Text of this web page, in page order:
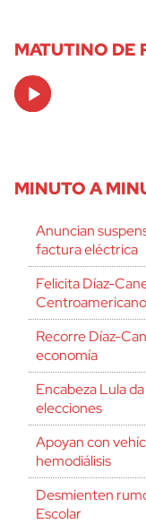
MATUTINO DE
Audio
Player
MINUTO A
Anuncian
factura eléctrica
Felicita Díaz-
Recorre Díaz-
economía
Encabeza Lula
elecciones
Apoyan con
hemodiálisis
Desmienten
Escolar